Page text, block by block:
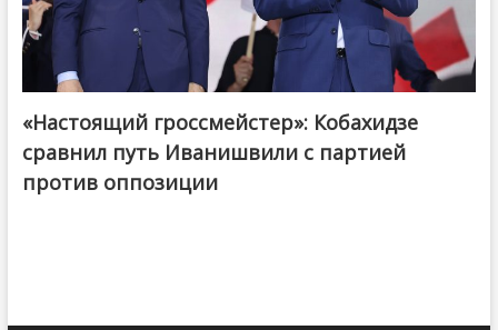
@ქართული ოცნება / Georgian Dream
«Настоящий гроссмейстер»: Кобахидзе
сравнил путь Иванишвили с партией
против оппозиции